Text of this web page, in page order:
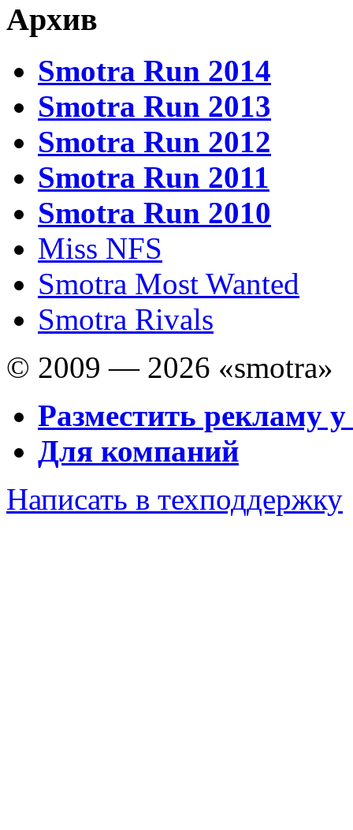
Архив
Smotra Run 2014
Smotra Run 2013
Smotra Run 2012
Smotra Run 2011
Smotra Run 2010
Miss NFS
Smotra Most Wanted
Smotra Rivals
© 2009 — 2026 «smotra»
Разместить рекламу у
Для компаний
Написать в техподдержку